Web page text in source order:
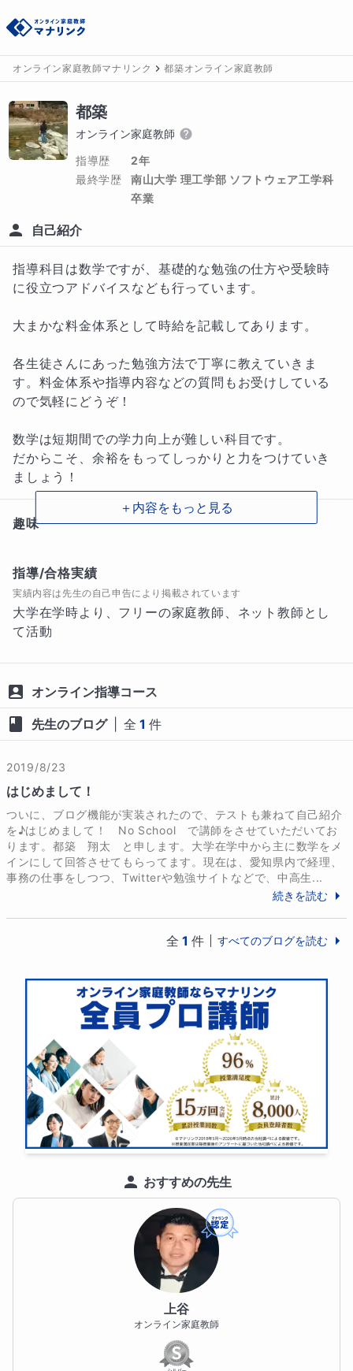
オンライン家庭教師マナリンク 都築オンライン家庭教師
都築
オンライン家庭教師
指導歴
2年
最終学歴
南山大学 理工学部 ソフトウェア工学科
卒業
自己紹介
指導科目は数学ですが、基礎的な勉強の仕方や受験時
に役立つアドバイスなども行っています。
大まかな料金体系として時給を記載してあります。
各生徒さんにあった勉強方法で丁寧に教えていきま
す。料金体系や指導内容などの質問もお受けしている
ので気軽にどうぞ！
数学は短期間での学力向上が難しい科目です。
だからこそ、余裕をもってしっかりと力をつけていき
ましょう！
趣味
学歴
南山大学理工学部ソフトウェア工学科卒業
＋内容をもっと見る
指導/合格実績
実績内容は先生の自己申告により掲載されています
大学在学時より、フリーの家庭教師、ネット教師とし
て活動
オンライン指導コース
先生のブログ 全 1 件
2019/8/23
はじめまして！
ついに、ブログ機能が実装されたので、テストも兼ねて自己紹介
を♪はじめまして！　No School　で講師をさせていただいてお
ります。都築　翔太　と申します。大学在学中から主に数学をメ
インにして回答させてもらってます。現在は、愛知県内で経理、
事務の仕事をしつつ、Twitterや勉強サイトなどで、中高生...
続きを読む
全 1 件 すべてのブログを読む
おすすめの先生
上谷
オンライン家庭教師